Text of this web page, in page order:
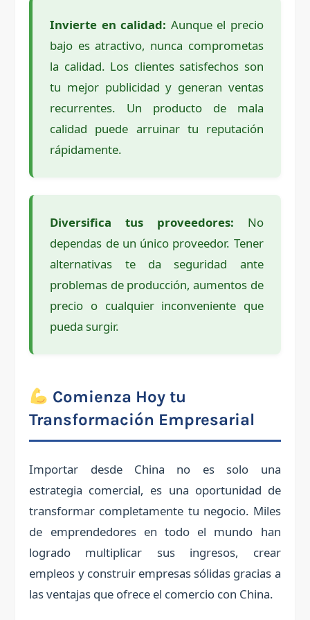
Invierte en calidad: Aunque el precio
bajo es atractivo, nunca comprometas
la calidad. Los clientes satisfechos son
tu mejor publicidad y generan ventas
recurrentes. Un producto de mala
calidad puede arruinar tu reputación
rápidamente.
Diversifica tus proveedores: No
dependas de un único proveedor. Tener
alternativas te da seguridad ante
problemas de producción, aumentos de
precio o cualquier inconveniente que
pueda surgir.
Comienza Hoy tu
Transformación Empresarial
Importar desde China no es solo una
estrategia comercial, es una oportunidad de
transformar completamente tu negocio. Miles
de emprendedores en todo el mundo han
logrado multiplicar sus ingresos, crear
empleos y construir empresas sólidas gracias a
las ventajas que ofrece el comercio con China.